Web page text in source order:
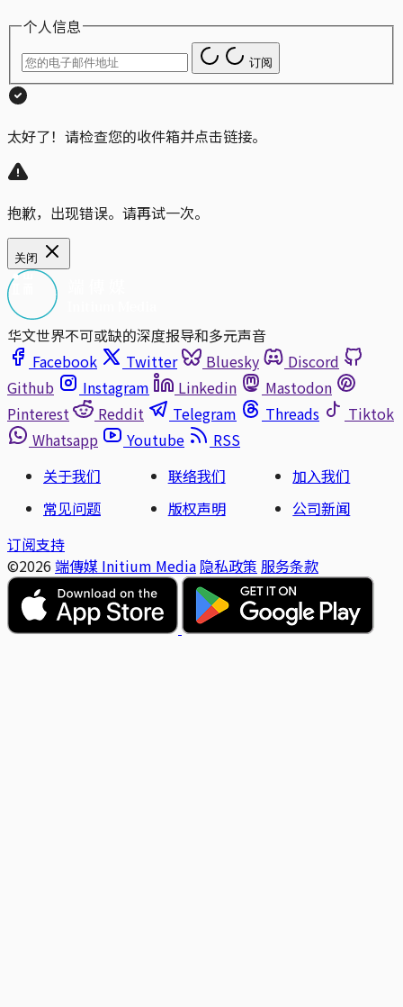
个人信息
订阅
太好了！请检查您的收件箱并点击链接。
抱歉，出现错误。请再试一次。
关闭
华文世界不可或缺的深度报导和多元声音
Facebook
Twitter Bluesky
Discord
Github
Instagram Linkedin
Mastodon
Pinterest
Reddit Telegram Threads
Tiktok
Whatsapp
Youtube
RSS
关于我们
联络我们
加入我们
常见问题
版权声明
公司新闻
订阅支持
©2026 端傳媒 Initium Media 隐私政策 服务条款